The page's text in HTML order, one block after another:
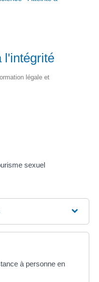
l'intégrité
légale et
sexuel
à personne en